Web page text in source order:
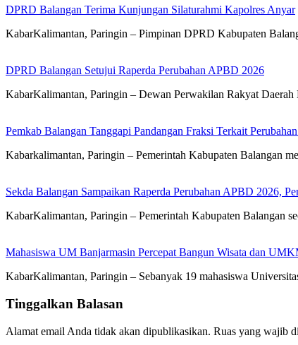
DPRD Balangan Terima Kunjungan Silaturahmi Kapolres Anyar
KabarKalimantan, Paringin – Pimpinan DPRD Kabupaten
DPRD Balangan Setujui Raperda Perubahan APBD 2026
KabarKalimantan, Paringin – Dewan Perwakilan Rakyat
Pemkab Balangan Tanggapi Pandangan Fraksi Terkait
Kabarkalimantan, Paringin – Pemerintah Kabupaten Balangan
Sekda Balangan Sampaikan Raperda Perubahan APBD 2026,
KabarKalimantan, Paringin – Pemerintah Kabupaten Balangan
Mahasiswa UM Banjarmasin Percepat Bangun Wisata dan
KabarKalimantan, Paringin – Sebanyak 19 mahasiswa
Tinggalkan Balasan
Alamat email Anda tidak akan dipublikasikan. Ruas yang wajib